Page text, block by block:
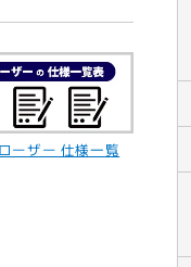
ーザー 仕様一覧